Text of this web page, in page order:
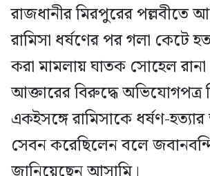
রাজধানীর মিরপুরের পল্লবীতে
রামিসা ধর্ষণের পর গলা কেটে
করা মামলায় ঘাতক সোহেল রানা ও
আক্তারের বিরুদ্ধে অভিযোগপত্র
একইসঙ্গে রামিসাকে ধর্ষণ-
সেবন করেছিলেন বলে